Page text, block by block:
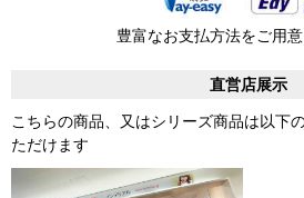
豊富なお支払方法をご用
直営店展示
こちらの商品、又はシリーズ商品は以下
ただけます